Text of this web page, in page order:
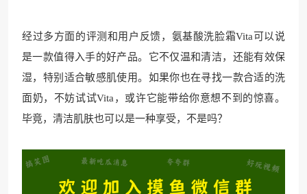
经过多方面的评测和用户反馈，氨基酸洗脸霜Vita可以说
是一款值得入手的好产品。它不仅温和清洁，还能有效保
湿，特别适合敏感肌使用。如果你也在寻找一款合适的洗
面奶，不妨试试Vita，或许它能带给你意想不到的惊喜。
毕竟，清洁肌肤也可以是一种享受，不是吗？